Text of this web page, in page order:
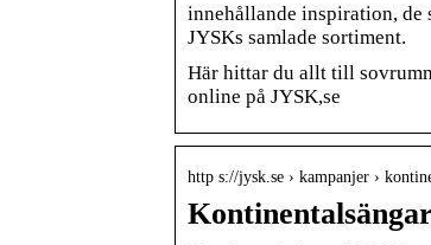
innehållande inspiration, de
JYSKs samlade sortiment.
Här hittar du allt till
online på JYSK,se
http s://jysk.se › kampanjer ›